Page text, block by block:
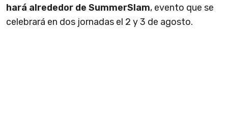
hará alrededor de SummerSlam, evento que se
celebrará en dos jornadas el 2 y 3 de agosto.